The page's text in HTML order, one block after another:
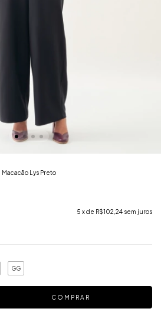
Macacão Lys Preto
5 x de R$102,24 sem juros
GG